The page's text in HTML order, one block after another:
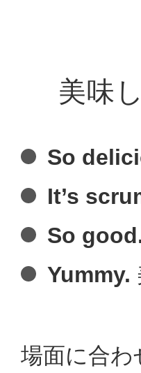
美味
So
It’s
So
Yummy.
場面に合